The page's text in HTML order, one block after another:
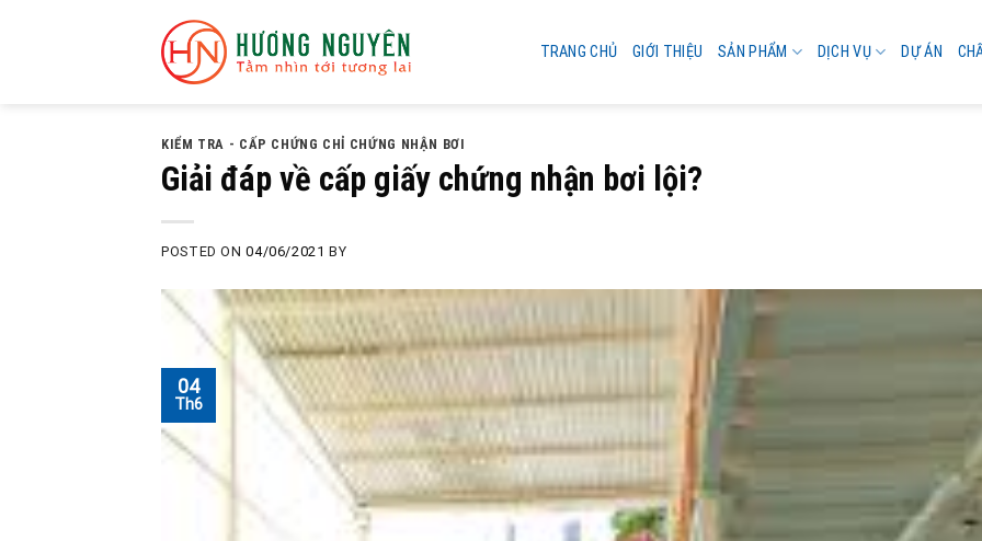
TRANG CHỦ GIỚI THIỆU SẢN PHẨM DỊCH VỤ DỰ ÁN
KIỂM TRA - CẤP CHỨNG CHỈ CHỨNG NHẬN BƠI
Giải đáp về cấp giấy chứng nhận bơi lội?
POSTED ON04/06/2021 BY
04
Th6